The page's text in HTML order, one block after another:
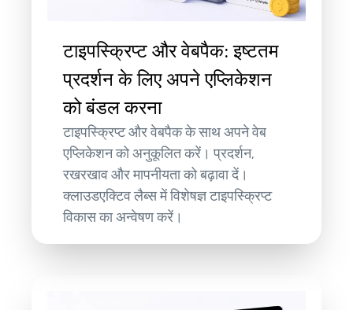
टाइपस्क्रिप्ट और वेबपैक: इष्टतम
प्रदर्शन के लिए अपने एप्लिकेशन
को बंडल करना
टाइपस्क्रिप्ट और वेबपैक के साथ अपने वेब
एप्लिकेशन को अनुकूलित करें। प्रदर्शन,
रखरखाव और मापनीयता को बढ़ावा दें।
क्लाउडएक्टिव लैब्स में विशेषज्ञ टाइपस्क्रिप्ट
विकास का अन्वेषण करें।